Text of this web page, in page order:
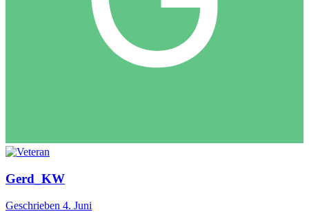
Gerd_KW
Geschrieben 4. Juni